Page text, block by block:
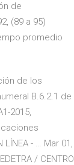
de
(89 a 95)
promedio
de los
B.6.2.1 de
2015,
LÍNEA - … Mar 01,
/ CENTRO